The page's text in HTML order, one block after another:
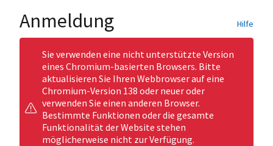
Anmeldung Hilfe
Sie verwenden eine nicht unterstützte Version
eines Chromium-basierten Browsers. Bitte
aktualisieren Sie Ihren Webbrowser auf eine
Chromium-Version 138 oder neuer oder
verwenden Sie einen anderen Browser.
Bestimmte Funktionen oder die gesamte
Funktionalität der Website stehen
möglicherweise nicht zur Verfügung.